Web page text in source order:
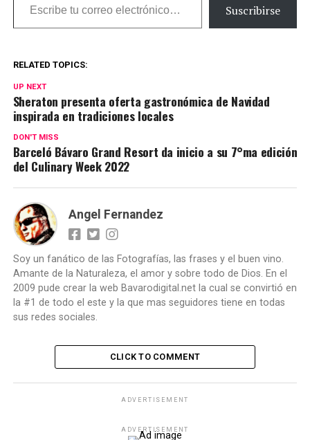
Suscribirse
RELATED TOPICS:
UP NEXT
Sheraton presenta oferta gastronómica de Navidad
inspirada en tradiciones locales
DON'T MISS
Barceló Bávaro Grand Resort da inicio a su 7°ma edición
del Culinary Week 2022
Angel Fernandez
Soy un fanático de las Fotografías, las frases y el buen vino.
Amante de la Naturaleza, el amor y sobre todo de Dios. En el
2009 pude crear la web Bavarodigital.net la cual se convirtió en
la #1 de todo el este y la que mas seguidores tiene en todas
sus redes sociales.
CLICK TO COMMENT
ADVERTISEMENT
ADVERTISEMENT